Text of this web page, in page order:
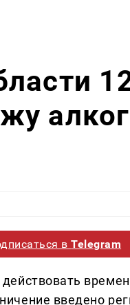
вTelegram
введено